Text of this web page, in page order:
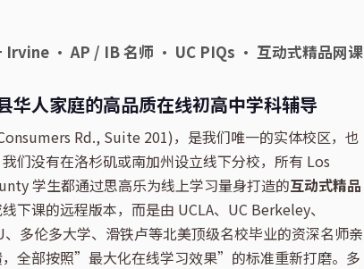
· AP / IB 名师 · UC PIQs · 互动式精品网课
华人家庭的高品质在线初高中学科辅导
Rd., Suite 201)，是我们唯一的实体校区，也
们没有在洛杉矶或南加州设立线下分校，所有 Los
学生都通过思高乐为线上学习量身打造的互动式精品
下课的远程版本，而是由 UCLA、UC Berkeley、
多伦多大学、滑铁卢等北美顶级名校毕业的资深名师亲
全部按照”最大化在线学习效果”的标准重新打磨。多